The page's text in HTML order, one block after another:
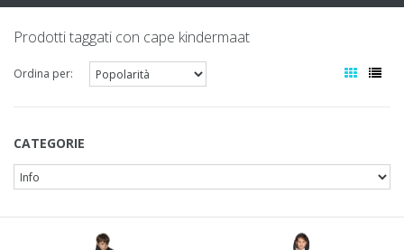
Prodotti taggati con cape kindermaat
Ordina per:
CATEGORIE